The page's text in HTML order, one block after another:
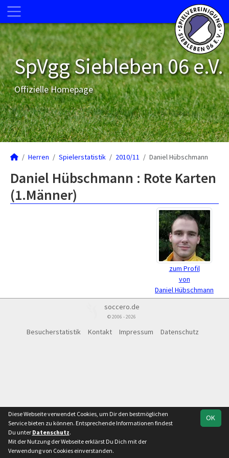
SpVgg Siebleben 06 e.V.
Offizielle Homepage
Herren Spielerstatistik 2010/11 Daniel Hübschmann
Daniel Hübschmann : Rote Karten
(1.Männer)
zum Profil
von
Daniel Hübschmann
soccero.de
© 2006 - 2026
Besucherstatistik Kontakt Impressum Datenschutz
OK
Diese Webseite verwendet Cookies, um Dir den bestmöglichen
Service bieten zu können. Entsprechende Informationen findest
Du unter Datenschutz.
Mit der Nutzung der Webseite erklärst Du Dich mit der
Verwendung von Cookies einverstanden.